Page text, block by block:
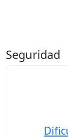
Seguridad